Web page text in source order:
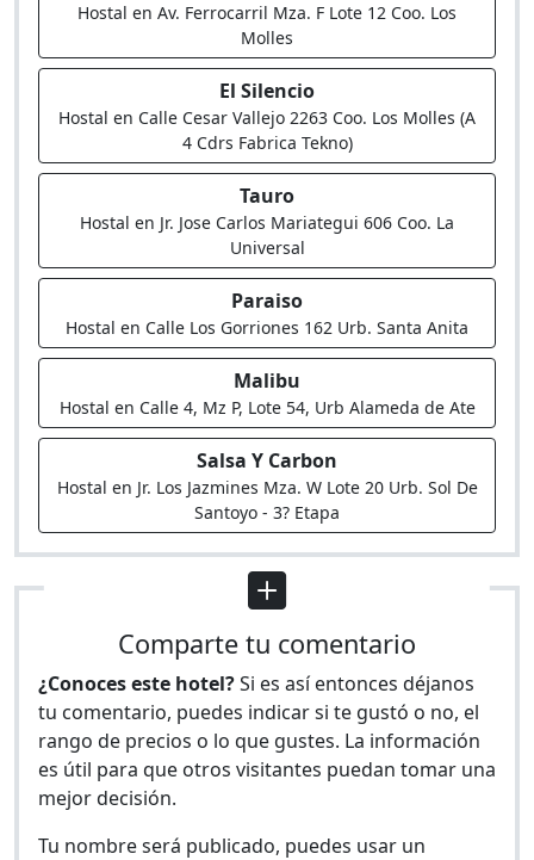
Hostal en Av. Ferrocarril Mza. F Lote 12 Coo. Los
Molles
El Silencio
Hostal en Calle Cesar Vallejo 2263 Coo. Los Molles (A
4 Cdrs Fabrica Tekno)
Tauro
Hostal en Jr. Jose Carlos Mariategui 606 Coo. La
Universal
Paraiso
Hostal en Calle Los Gorriones 162 Urb. Santa Anita
Malibu
Hostal en Calle 4, Mz P, Lote 54, Urb Alameda de Ate
Salsa Y Carbon
Hostal en Jr. Los Jazmines Mza. W Lote 20 Urb. Sol De
Santoyo - 3? Etapa
Comparte tu comentario
¿Conoces este hotel?Si es así entonces déjanos
tu comentario, puedes indicar si te gustó o no, el
rango de precios o lo que gustes. La información
es útil para que otros visitantes puedan tomar una
mejor decisión.
Tu nombre será publicado, puedes usar un